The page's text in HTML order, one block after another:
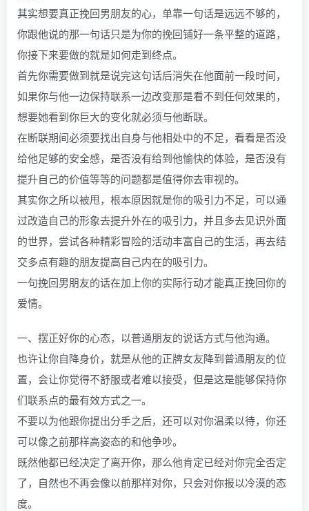
其实想要真正挽回男朋友的心，单靠一句话是远远不够的，
你跟他说的那一句话只是为你的挽回铺好一条平整的道路，
你接下来要做的就是如何走到终点。
首先你需要做到就是说完这句话后消失在他面前一段时间，
如果你与他一边保持联系一边改变那是看不到任何效果的，
想要她看到你巨大的变化就必须与他断联。
在断联期间必须要找出自身与他相处中的不足，看看是否没
给他足够的安全感，是否没有给到他愉快的体验，是否没有
提升自己的价值等等的问题都是值得你去审视的。
其实你之所以被甩，根本原因就是你的吸引力不足，可以通
过改造自己的形象去提升外在的吸引力，并且多去见识外面
的世界，尝试各种精彩冒险的活动丰富自己的生活，再去结
交多点有趣的朋友提高自己内在的吸引力。
一句挽回男朋友的话在加上你的实际行动才能真正挽回你的
爱情。
一、摆正好你的心态，以普通朋友的说话方式与他沟通。
也许让你自降身价，就是从他的正牌女友降到普通朋友的位
置，会让你觉得不舒服或者难以接受，但是这是能够保持你
们联系点的最有效方式之一。
不要以为他跟你提出分手之后，还可以对你温柔以待，你还
可以像之前那样高姿态的和他争吵。
既然他都已经决定了离开你，那么他肯定已经对你完全否定
了，自然也不再会像以前那样对你，只会对你报以冷漠的态
度。